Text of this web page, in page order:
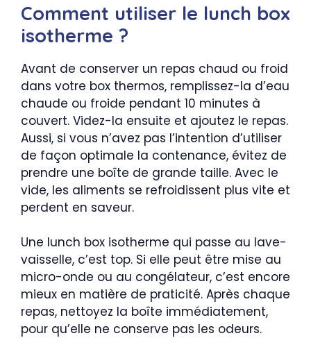
Comment utiliser le lunch box
isotherme ?
Avant de conserver un repas chaud ou froid
dans votre box thermos, remplissez-la d’eau
chaude ou froide pendant 10 minutes à
couvert. Videz-la ensuite et ajoutez le repas.
Aussi, si vous n’avez pas l’intention d’utiliser
de façon optimale la contenance, évitez de
prendre une boîte de grande taille. Avec le
vide, les aliments se refroidissent plus vite et
perdent en saveur.
Une lunch box isotherme qui passe au lave-
vaisselle, c’est top. Si elle peut être mise au
micro-onde ou au congélateur, c’est encore
mieux en matière de praticité. Après chaque
repas, nettoyez la boîte immédiatement,
pour qu’elle ne conserve pas les odeurs.